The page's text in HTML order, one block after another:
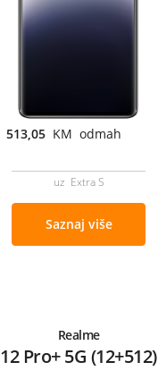
513,05 KM odmah
uz Extra S
Saznaj više
Realme
12 Pro+ 5G (12+512)